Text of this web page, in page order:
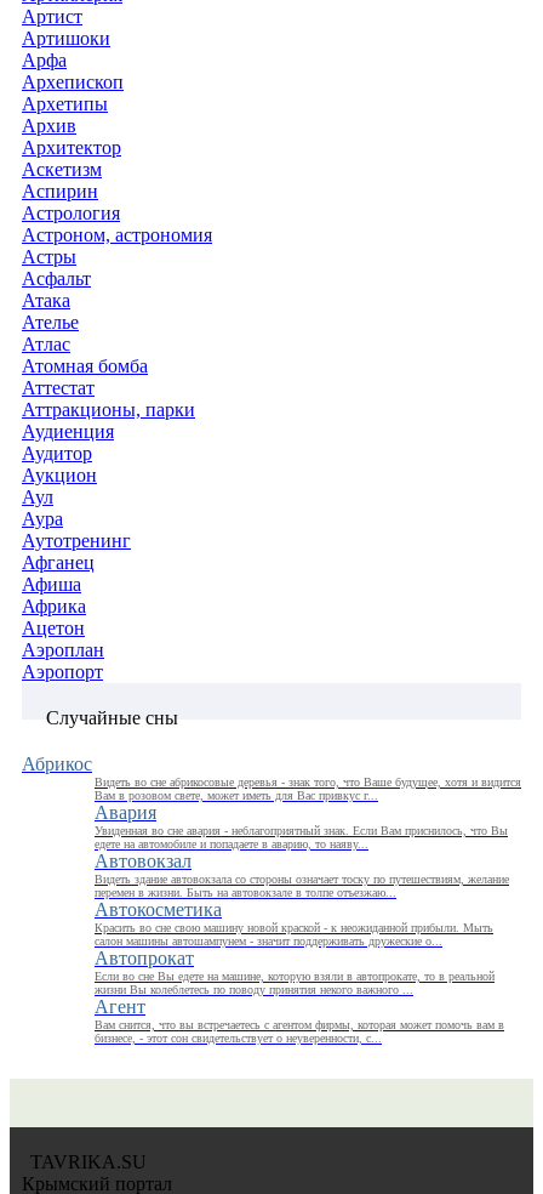
Артист
Артишоки
Арфа
Архепископ
Архетипы
Архив
Архитектор
Аскетизм
Аспирин
Астрология
Астроном, астрономия
Астры
Асфальт
Атака
Ателье
Атлас
Атомная бомба
Аттестат
Аттракционы, парки
Аудиенция
Аудитор
Аукцион
Аул
Аура
Аутотренинг
Афганец
Афиша
Африка
Ацетон
Аэроплан
Аэропорт
Случайные сны
Абрикос
Видеть во сне абрикосовые деревья - знак того, что Ваше будущее, хотя и видится
Вам в розовом свете, может иметь для Вас привкус г...
Авария
Увиденная во сне авария - неблагоприятный знак. Если Вам приснилось, что Вы
едете на автомобиле и попадаете в аварию, то наяву...
Автовокзал
Видеть здание автовокзала со стороны означает тоску по путешествиям, желание
перемен в жизни. Быть на автовокзале в толпе отъезжаю...
Автокосметика
Красить во сне свою машину новой краской - к неожиданной прибыли. Мыть
салон машины автошампунем - значит поддерживать дружеские о...
Автопрокат
Если во сне Вы едете на машине, которую взяли в автопрокате, то в реальной
жизни Вы колеблетесь по поводу принятия некого важного ...
Агент
Вам снится, что вы встречаетесь с агентом фирмы, которая может помочь вам в
бизнесе, - этот сон свидетельствует о неуверенности, с...
TAVRIKA.SU
Крымский портал